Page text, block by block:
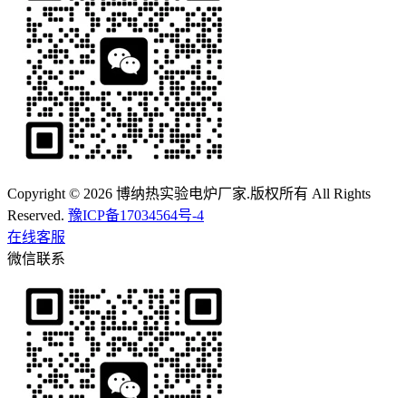
Copyright © 2026 博纳热实验电炉厂家.版权所有 All Rights
Reserved. 豫ICP备17034564号-4
在线客服
微信联系